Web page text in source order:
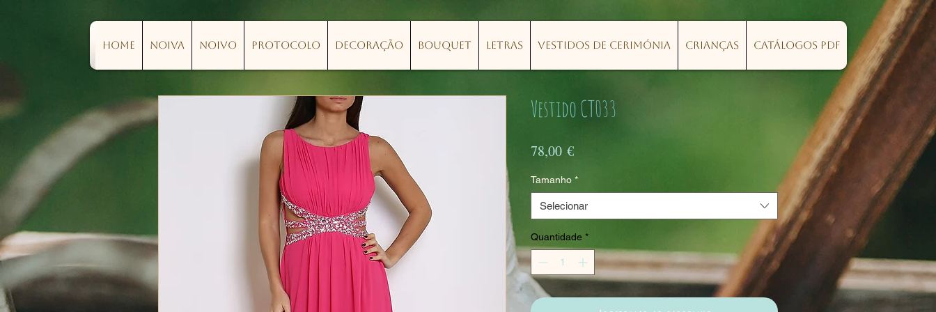
Home Noiva Noivo Protocolo Decoração Bouquet Letras Vestidos de Cerimónia Crianças Catálogos PDF
Vestido CT033
78,00 €Preço
Tamanho *
Selecionar
Quantidade *